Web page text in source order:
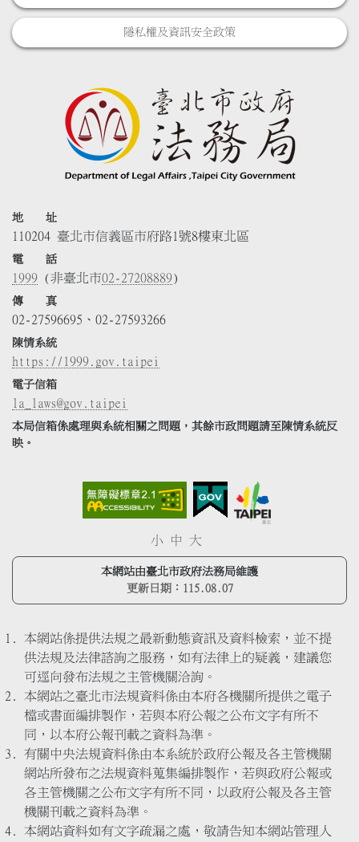
隱私權及資訊安全政策
地 址
110204 臺北市信義區市府路1號8樓東北區
電 話
1999 (非臺北市02-27208889)
傳 真
02-27596695、02-27593266
陳情系統
https://1999.gov.taipei
電子信箱
la_laws@gov.taipei
本局信箱係處理與系統相關之問題，其餘市政問題請至陳情系統反
映。
小 中 大
本網站由臺北市政府法務局維護
更新日期： 115.08.07
本網站係提供法規之最新動態資訊及資料檢索，並不提
供法規及法律諮詢之服務，如有法律上的疑義，建議您
可逕向發布法規之主管機關洽詢。
本網站之臺北市法規資料係由本府各機關所提供之電子
檔或書面編排製作，若與本府公報之公布文字有所不
同，以本府公報刊載之資料為準。
有關中央法規資料係由本系統於政府公報及各主管機關
網站所發布之法規資料蒐集編排製作，若與政府公報或
各主管機關之公布文字有所不同，以政府公報及各主管
機關刊載之資料為準。
本網站資料如有文字疏漏之處，敬請告知本網站管理人